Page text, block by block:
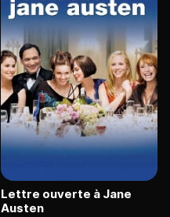
Lettre ouverte à Jane
Austen